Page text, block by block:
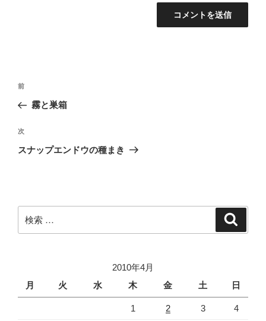
投
ナ
ビ
ゲ
ン
過
去
投
前
霧と巣箱
次
の
次
スナップエンドウの種まき
索:
2010年4月
月
火 水 木 金 土 日
1 2 3 4